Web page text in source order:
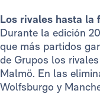
Los rivales hasta la
Durante la edición
que más partidos
de Grupos los
Malmö. En las
Wolfsburgo y